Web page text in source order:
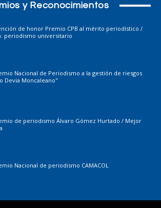
y Reconocimientos
de honor Premio CPB al mérito periodístico /
periodismo universitario
Nacional de Periodismo a la gestión de riesgos
Devia Moncaleano"
de periodismo Álvaro Gómez Hurtado / Mejor
Nacional de periodismo CAMACOL